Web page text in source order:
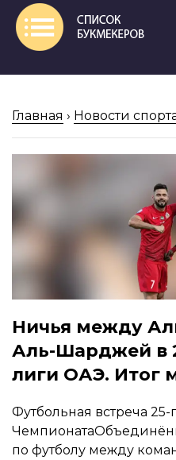
Главная › Новости
Ничья между
Аль-Шарджей в
лиги ОАЭ. Итог
Футбольная встреча 25-
по футболу между